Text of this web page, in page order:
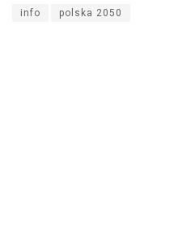
info polska 2050